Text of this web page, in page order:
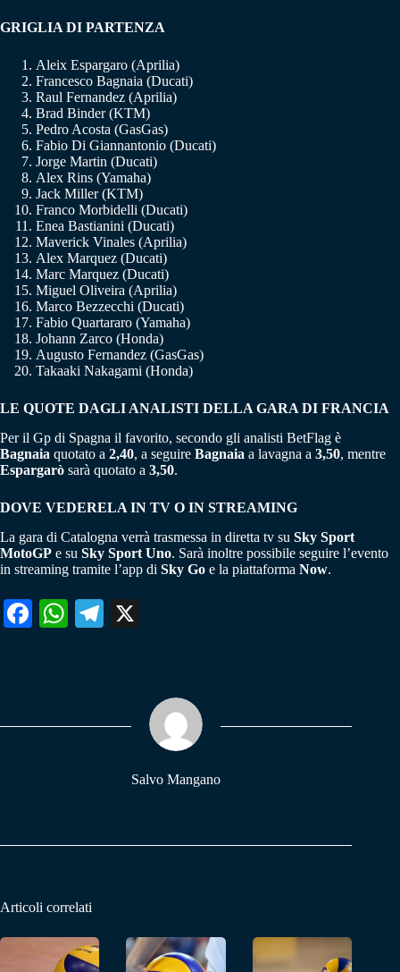
GRIGLIA DI PARTENZA
Aleix Espargaro (Aprilia)
Francesco Bagnaia (Ducati)
Raul Fernandez (Aprilia)
Brad Binder (KTM)
Pedro Acosta (GasGas)
Fabio Di Giannantonio (Ducati)
Jorge Martin (Ducati)
Alex Rins (Yamaha)
Jack Miller (KTM)
Franco Morbidelli (Ducati)
Enea Bastianini (Ducati)
Maverick Vinales (Aprilia)
Alex Marquez (Ducati)
Marc Marquez (Ducati)
Miguel Oliveira (Aprilia)
Marco Bezzecchi (Ducati)
Fabio Quartararo (Yamaha)
Johann Zarco (Honda)
Augusto Fernandez (GasGas)
Takaaki Nakagami (Honda)
LE QUOTE DAGLI ANALISTI DELLA GARA DI FRANCIA
Per il Gp di Spagna il favorito, secondo gli analisti BetFlag è
Bagnaia quotato a 2,40, a seguire Bagnaia a lavagna a 3,50, mentre
Espargarò sarà quotato a 3,50.
DOVE VEDERELA IN TV O IN STREAMING
La gara di Catalogna verrà trasmessa in diretta tv su Sky Sport
MotoGP e su Sky Sport Uno. Sarà inoltre possibile seguire l’evento
in streaming tramite l’app di Sky Go e la piattaforma Now.
Fa W
pp
Te
m
Salvo Mangano
Articoli correlati